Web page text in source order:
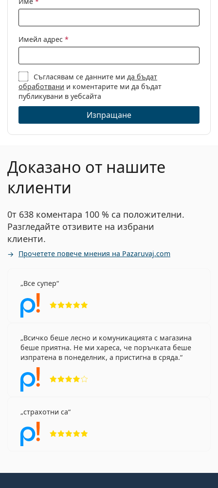
Пол:
Мъжки
Категория:
Диоптрични очила
Марка:
Hugo Boss
Код:
Boss 1184/IT 09Q 16 58
Имейл адрес *
Съгласявам се данните ми да бъдат
обработвани и коментарите ми да бъдат
публикувани в уебсайта
Изпращане
Доказано от нашите
клиенти
0т 638 коментара 100 % са положителни.
Разгледайте отзивите на избрани
клиенти.
Прочетете повече мнения на Pazaruvaj.com
Все супер
Всичко беше лесно и комуникацията с магазина
беше приятна. Не ми хареса, че поръчката беше
изпратена в понеделник, а пристигна в сряда.
страхотни са